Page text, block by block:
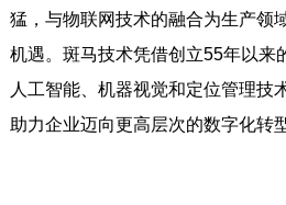
猛，与物联网技术的融合为生产领
机遇。斑马技术凭借创立55年以来
人工智能、机器视觉和定位管理技
助力企业迈向更高层次的数字化转